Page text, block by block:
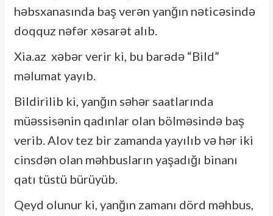
həbsxanasında baş verən yanğın nəticəsində
doqquz nəfər xəsarət alıb.
Xia.az xəbər verir ki, bu barədə “Bild”
məlumat yayıb.
Bildirilib ki, yanğın səhər saatlarında
müəssisənin qadınlar olan bölməsində baş
verib. Alov tez bir zamanda yayılıb və hər iki
cinsdən olan məhbusların yaşadığı binanı
qatı tüstü bürüyüb.
Qeyd olunur ki, yanğın zamanı dörd məhbus,